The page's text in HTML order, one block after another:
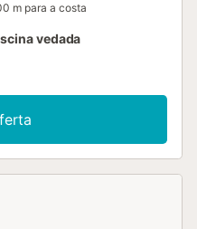
m para a costa
vedada